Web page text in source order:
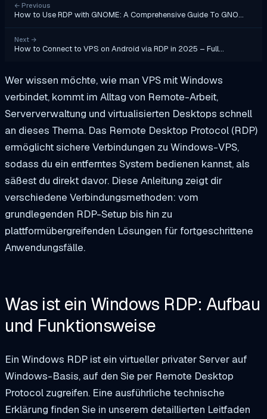
← Previous
How to Use RDP with GNOME: A Comprehensive Guide To GNO…
Next →
How to Connect to VPS on Android via RDP in 2025 – Full…
Wer wissen möchte, wie man VPS mit Windows
verbindet, kommt im Alltag von Remote-Arbeit,
Serververwaltung und virtualisierten Desktops schnell
an dieses Thema. Das Remote Desktop Protocol (RDP)
ermöglicht sichere Verbindungen zu Windows-VPS,
sodass du ein entferntes System bedienen kannst, als
säßest du direkt davor. Diese Anleitung zeigt dir
verschiedene Verbindungsmethoden: vom
grundlegenden RDP-Setup bis hin zu
plattformübergreifenden Lösungen für fortgeschrittene
Anwendungsfälle.
Was ist ein Windows RDP: Aufbau
und Funktionsweise
Ein Windows RDP ist ein virtueller privater Server auf
Windows-Basis, auf den Sie per Remote Desktop
Protocol zugreifen. Eine ausführliche technische
Erklärung finden Sie in unserem detaillierten Leitfaden